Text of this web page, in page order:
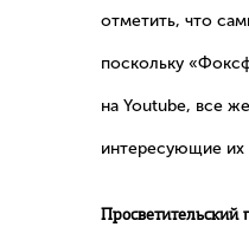
отметить, что
поскольку
на Youtube, все
интересующие их
Просветительский